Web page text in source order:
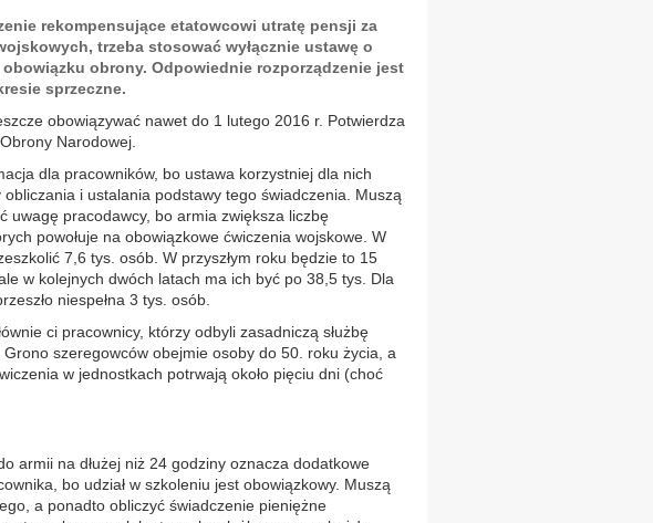
rekompensujące etatowcowi utratę pensji za
trzeba stosować wyłącznie ustawę o
obrony. Odpowiednie rozporządzenie jest
sprzeczne.
obowiązywać nawet do 1 lutego 2016 r. Potwierdza
Narodowej.
dla pracowników, bo ustawa korzystniej dla nich
obliczania i ustalania podstawy tego świadczenia. Muszą
uwagę pracodawcy, bo armia zwiększa liczbę
powołuje na obowiązkowe ćwiczenia wojskowe. W
7,6 tys. osób. W przyszłym roku będzie to 15
w kolejnych dwóch latach ma ich być po 38,5 tys. Dla
niespełna 3 tys. osób.
ci pracownicy, którzy odbyli zasadniczą służbę
szeregowców obejmie osoby do 50. roku życia, a
w jednostkach potrwają około pięciu dni (choć
armii na dłużej niż 24 godziny oznacza dodatkowe
bo udział w szkoleniu jest obowiązkowy. Muszą
a ponadto obliczyć świadczenie pieniężne